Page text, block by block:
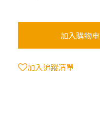
加入購物車
加入追蹤清單